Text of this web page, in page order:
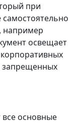
при
например
освещает
запрещенных
основные